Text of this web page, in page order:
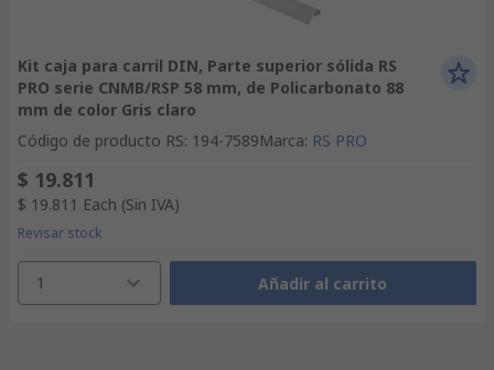
Kit caja para carril DIN, Parte superior sólida RS
PRO serie CNMB/RSP 58 mm, de Policarbonato 88
mm de color Gris claro
Código de producto RS: 194-7589Marca: RS PRO
$ 19.811
$ 19.811 Each (Sin IVA)
Revisar stock
1 Añadir al carrito